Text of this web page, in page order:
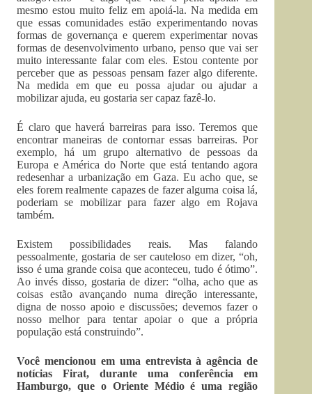
mesmo estou muito feliz em apoiá-la. Na medida em
que essas comunidades estão experimentando novas
formas de governança e querem experimentar novas
formas de desenvolvimento urbano, penso que vai ser
muito interessante falar com eles. Estou contente por
perceber que as pessoas pensam fazer algo diferente.
Na medida em que eu possa ajudar ou ajudar a
mobilizar ajuda, eu gostaria ser capaz fazê-lo.
É claro que haverá barreiras para isso. Teremos que
encontrar maneiras de contornar essas barreiras. Por
exemplo, há um grupo alternativo de pessoas da
Europa e América do Norte que está tentando agora
redesenhar a urbanização em Gaza. Eu acho que, se
eles forem realmente capazes de fazer alguma coisa lá,
poderiam se mobilizar para fazer algo em Rojava
também.
Existem possibilidades reais. Mas falando
pessoalmente, gostaria de ser cauteloso em dizer, “oh,
isso é uma grande coisa que aconteceu, tudo é ótimo”.
Ao invés disso, gostaria de dizer: “olha, acho que as
coisas estão avançando numa direção interessante,
digna de nosso apoio e discussões; devemos fazer o
nosso melhor para tentar apoiar o que a própria
população está construindo”.
Você mencionou em uma entrevista à agência de
notícias Firat, durante uma conferência em
Hamburgo, que o Oriente Médio é uma região